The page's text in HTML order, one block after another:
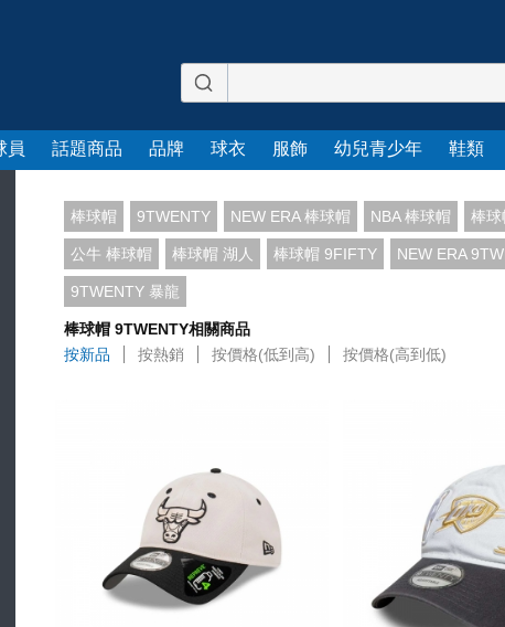
員 話題商品 品牌 球衣 服飾 幼兒青少年 鞋類
棒球帽 9TWENTY NEW ERA 棒球帽 NBA 棒球帽 棒球
公牛 棒球帽 棒球帽 湖人 棒球帽 9FIFTY NEW ERA
9TWENTY 暴龍
棒球帽 9TWENTY相關商品
按新品
按熱銷 按價格(低到高) 按價格(高到低)